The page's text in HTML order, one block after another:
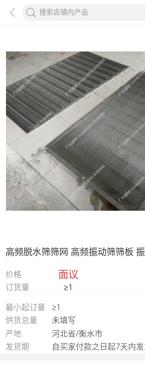
高频脱水筛筛网 高频振动筛筛板
价格 面议
订货量
≥1
最小起订量
≥1
供货总量
未填写
产地
河北省/衡水市
发货期
自买家付款之日起7天内